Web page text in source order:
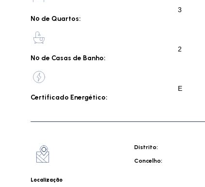
Nº de Quartos:
3
Nº de Casas de Banho:
2
Certificado Energético:
E
Localização
Distrito:
Concelho: